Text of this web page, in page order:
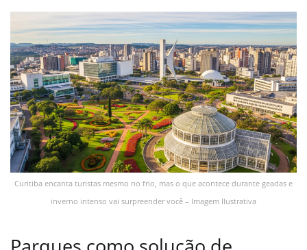
Curitiba encanta turistas mesmo no frio, mas o que acontece durante geadas e
inverno intenso vai surpreender você – Imagem Ilustrativa